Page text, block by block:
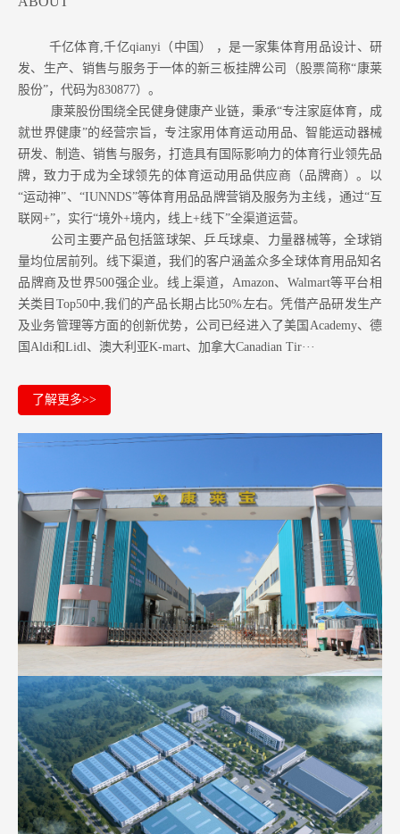
千亿体育,千亿qianyi（中国） ，是一家集体育用品设计、研
发、生产、销售与服务于一体的新三板挂牌公司（股票简称“康莱
股份”，代码为830877）。
康莱股份围绕全民健身健康产业链，秉承“专注家庭体育，成
就世界健康”的经营宗旨，专注家用体育运动用品、智能运动器械
研发、制造、销售与服务，打造具有国际影响力的体育行业领先品
牌，致力于成为全球领先的体育运动用品供应商（品牌商）。以
“运动神”、“IUNNDS”等体育用品品牌营销及服务为主线，通过“互
联网+”，实行“境外+境内，线上+线下”全渠道运营。
公司主要产品包括篮球架、乒乓球桌、力量器械等，全球销
量均位居前列。 线下渠道，我们的客户涵盖众多全球体育用品知名
品牌商及世界500强企业。 线上渠道，Amazon、Walmart等平台相
关类目Top50中,我们的产品长期占比50%左右。凭借产品研发生产
及业务管理等方面的创新优势，公司已经进入了美国Academy、德
国Aldi和Lidl、澳大利亚K-mart、加拿大Canadian Tir···
了解更多>>